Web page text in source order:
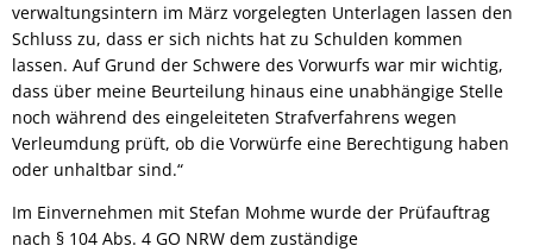
verwaltungsintern im März vorgelegten Unterlagen lassen den
Schluss zu, dass er sich nichts hat zu Schulden kommen
lassen. Auf Grund der Schwere des Vorwurfs war mir wichtig,
dass über meine Beurteilung hinaus eine unabhängige Stelle
noch während des eingeleiteten Strafverfahrens wegen
Verleumdung prüft, ob die Vorwürfe eine Berechtigung haben
oder unhaltbar sind.“
Im Einvernehmen mit Stefan Mohme wurde der Prüfauftrag
nach § 104 Abs. 4 GO NRW dem zuständige